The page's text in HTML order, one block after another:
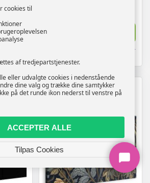
Vis
179,-
NY TILBUD
cookies til
af tredjepartstjenester.
eller udvalgte cookies i nedenstående
dine valg og trække dine samtykker
på det runde ikon nederst til venstre på
ACCEPTER ALLE
Tilpas Cookies